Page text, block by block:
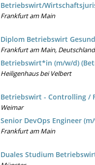
Betriebswirt/
Frankfurt am Main
Diplom Betriebswirt
Frankfurt am Main, Deutschland
Betriebswirt*in (m/w/d)
Heiligenhaus bei Velbert
Betriebswirt - Controlling /
Weimar
Senior DevOps Engineer
Frankfurt am Main
Duales Studium